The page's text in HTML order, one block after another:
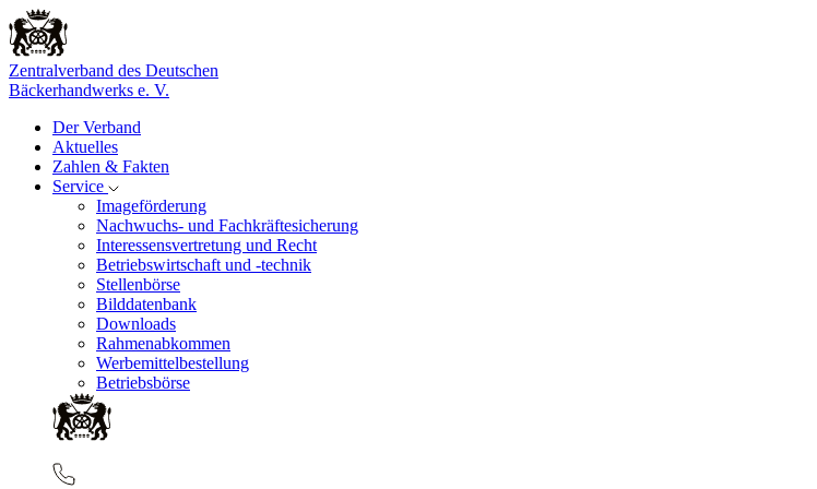
Zentralverband des Deutschen
Bäckerhandwerks e. V.
Der Verband
Aktuelles
Zahlen & Fakten
Service
Imageförderung
Nachwuchs- und Fachkräftesicherung
Interessensvertretung und Recht
Betriebswirtschaft und -technik
Stellenbörse
Bilddatenbank
Downloads
Rahmenabkommen
Werbemittelbestellung
Betriebsbörse